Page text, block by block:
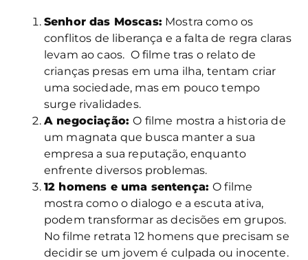
Senhor das Moscas: Mostra como os
conflitos de liberança e a falta de regra claras
levam ao caos. O filme tras o relato de
crianças presas em uma ilha, tentam criar
uma sociedade, mas em pouco tempo
surge rivalidades.
A negociação:O filme mostra a historia de
um magnata que busca manter a sua
empresa a sua reputação, enquanto
enfrente diversos problemas.
12 homens e uma sentença:O filme
mostra como o dialogo e a escuta ativa,
podem transformar as decisões em grupos.
No filme retrata 12 homens que precisam se
decidir se um jovem é culpada ou inocente.